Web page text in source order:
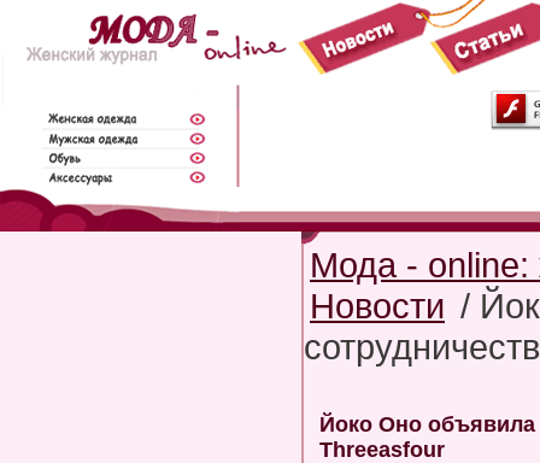
Мода - online:
Новости /
Йоко Оно объявила
Threeasfour